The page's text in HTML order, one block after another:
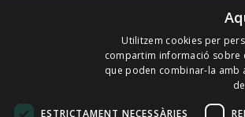
els drets reservats | 09405890964 iva | Via
Unit: Icentrum, Holt St, Birmingham B7 4BP,
Utilitzem cookies per
compartim informació sobre
que poden combinar-la
ESTRICTAMENT NECESSÀRIES